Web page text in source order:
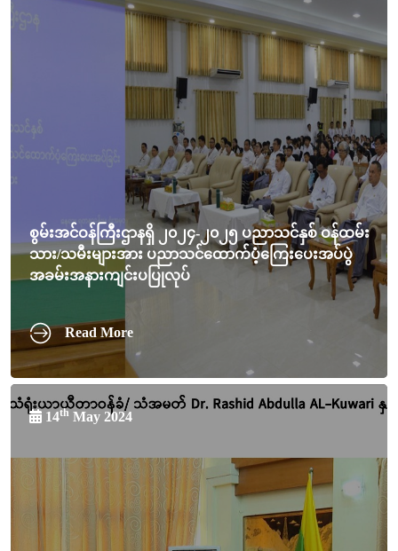
စွမ်းအင်ဝန်ကြီးဌာနရှိ ၂၀၂၄-၂၀၂၅ ပညာသင်နှစ် ဝန်ထမ်း
သား/သမီးများအား ပညာသင်ထောက်ပံ့ကြေးပေးအပ်ပွဲ
အခမ်းအနားကျင်းပပြုလုပ်
Read More
14th May 2024